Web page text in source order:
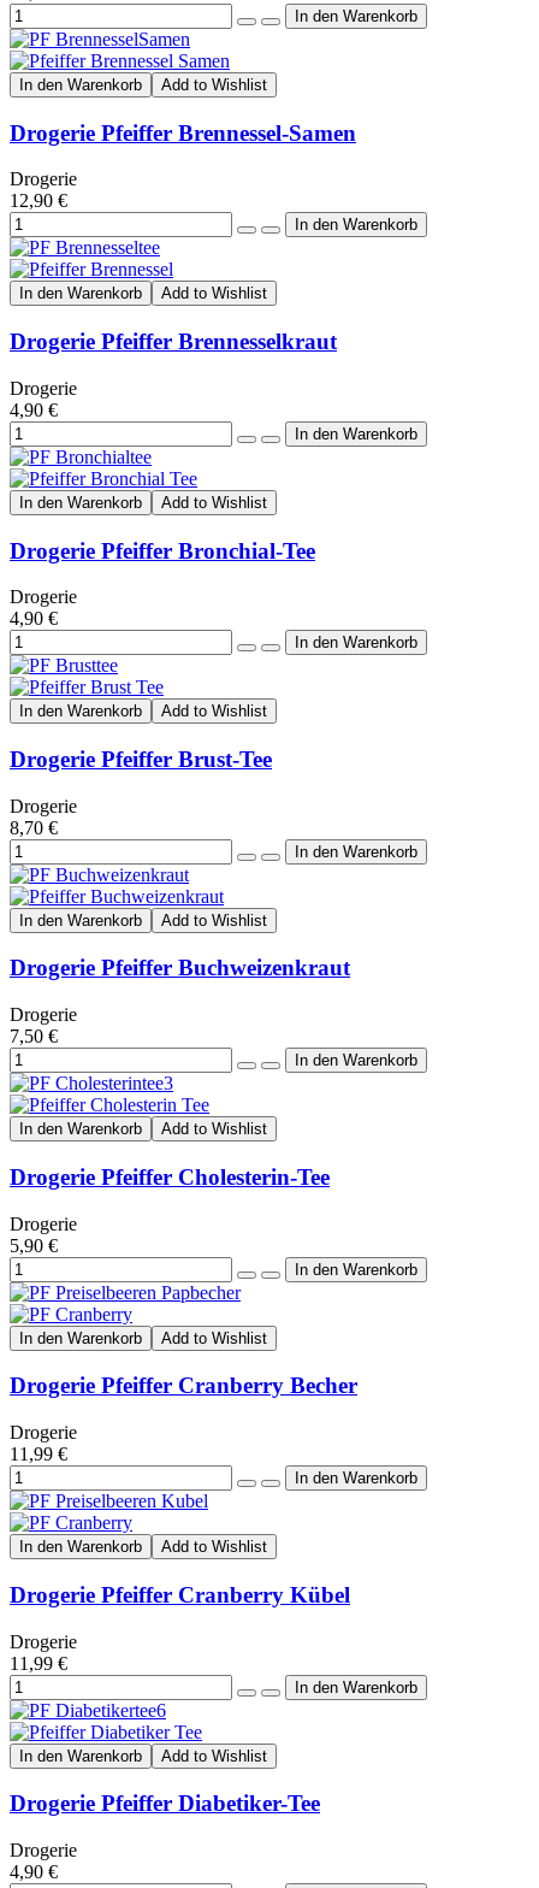
In den Warenkorb Add to Wishlist
Drogerie Pfeiffer Brennessel-Samen
Drogerie
12,90 €
In den Warenkorb Add to Wishlist
Drogerie Pfeiffer Brennesselkraut
Drogerie
4,90 €
In den Warenkorb Add to Wishlist
Drogerie Pfeiffer Bronchial-Tee
Drogerie
4,90 €
In den Warenkorb Add to Wishlist
Drogerie Pfeiffer Brust-Tee
Drogerie
8,70 €
In den Warenkorb Add to Wishlist
Drogerie Pfeiffer Buchweizenkraut
Drogerie
7,50 €
In den Warenkorb Add to Wishlist
Drogerie Pfeiffer Cholesterin-Tee
Drogerie
5,90 €
In den Warenkorb Add to Wishlist
Drogerie Pfeiffer Cranberry Becher
Drogerie
11,99 €
In den Warenkorb Add to Wishlist
Drogerie Pfeiffer Cranberry Kübel
Drogerie
11,99 €
In den Warenkorb Add to Wishlist
Drogerie Pfeiffer Diabetiker-Tee
Drogerie
4,90 €